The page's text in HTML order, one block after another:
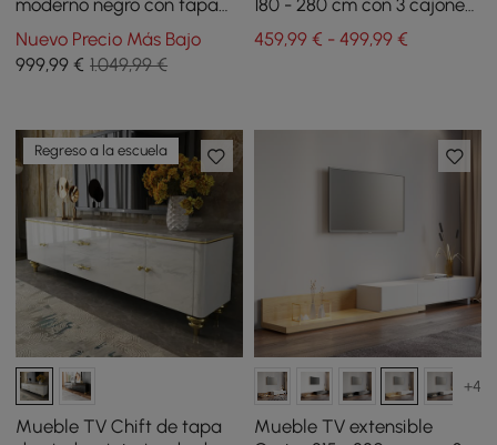
moderno negro con tapa
de piedra, 4 puertas con
almacenamiento, consola
multimedia para
Nuevo Precio Más Bajo
999,99 € 1.049,99 €
180 - 280 cm con 3 cajones
- negro
459,99 € - 499,99 €
Regreso a la escuela
Mueble TV Chift de tapa
+4
Mueble TV extensible